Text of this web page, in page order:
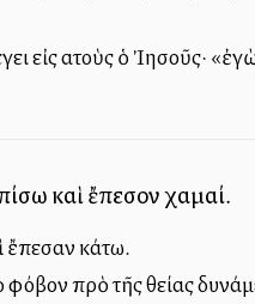
αὐτοὺς ὁ Ἰησοῦς·
καὶ ἔπεσον χαμαί.
ἔπεσαν κάτω.
φόβον πρὸ τῆς θείας